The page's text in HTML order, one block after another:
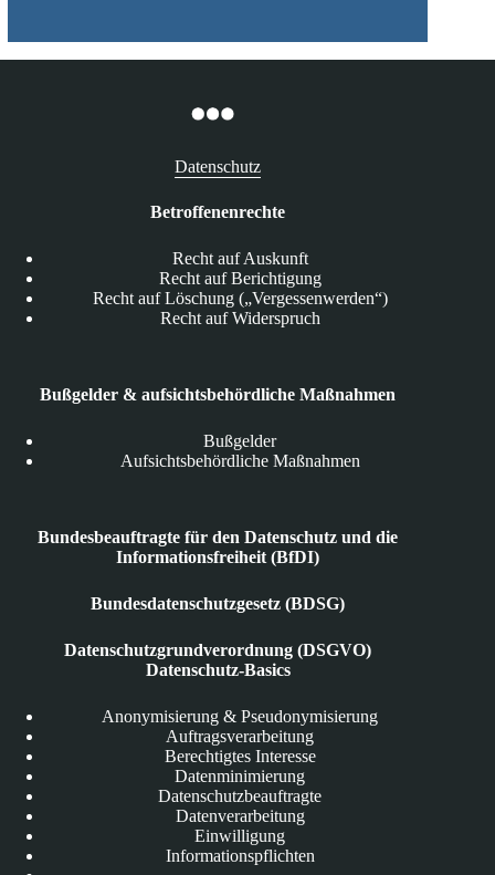
Datenschutz
Betroffenenrechte
Recht auf Auskunft
Recht auf Berichtigung
Recht auf Löschung („Vergessenwerden“)
Recht auf Widerspruch
Bußgelder & aufsichtsbehördliche Maßnahmen
Bußgelder
Aufsichtsbehördliche Maßnahmen
Bundesbeauftragte für den Datenschutz und die
Informationsfreiheit (BfDI)
Bundesdatenschutzgesetz (BDSG)
Datenschutzgrundverordnung (DSGVO)
Datenschutz-Basics
Anonymisierung & Pseudonymisierung
Auftragsverarbeitung
Berechtigtes Interesse
Datenminimierung
Datenschutzbeauftragte
Datenverarbeitung
Einwilligung
Informationspflichten